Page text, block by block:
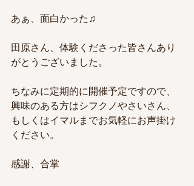
あぁ、面白かった♫
田原さん、体験くださった皆さんあり
がとうございました。
ちなみに定期的に開催予定ですので、
興味のある方はシフクノやさいさん、
もしくはイマルまでお気軽にお声掛け
ください。
感謝、合掌